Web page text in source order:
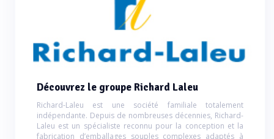
Découvrez le groupe Richard Laleu
Richard-Laleu est une société familiale totalement
indépendante. Depuis de nombreuses décennies, Richard-
Laleu est un spécialiste reconnu pour la conception et la
fabrication d’emballages souples complexes adaptés à